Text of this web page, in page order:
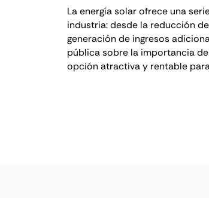
La energía solar ofrece una
industria: desde la reducción
generación de ingresos
pública sobre la importancia
opción atractiva y rentable